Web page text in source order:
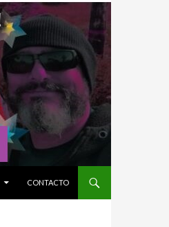
CONTACTO